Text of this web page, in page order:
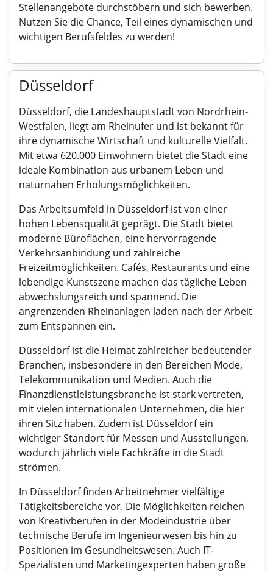
Stellenangebote durchstöbern und sich bewerben.
Nutzen Sie die Chance, Teil eines dynamischen und
wichtigen Berufsfeldes zu werden!
Düsseldorf
Düsseldorf, die Landeshauptstadt von Nordrhein-
Westfalen, liegt am Rheinufer und ist bekannt für
ihre dynamische Wirtschaft und kulturelle Vielfalt.
Mit etwa 620.000 Einwohnern bietet die Stadt eine
ideale Kombination aus urbanem Leben und
naturnahen Erholungsmöglichkeiten.
Das Arbeitsumfeld in Düsseldorf ist von einer
hohen Lebensqualität geprägt. Die Stadt bietet
moderne Büroflächen, eine hervorragende
Verkehrsanbindung und zahlreiche
Freizeitmöglichkeiten. Cafés, Restaurants und eine
lebendige Kunstszene machen das tägliche Leben
abwechslungsreich und spannend. Die
angrenzenden Rheinanlagen laden nach der Arbeit
zum Entspannen ein.
Düsseldorf ist die Heimat zahlreicher bedeutender
Branchen, insbesondere in den Bereichen Mode,
Telekommunikation und Medien. Auch die
Finanzdienstleistungsbranche ist stark vertreten,
mit vielen internationalen Unternehmen, die hier
ihren Sitz haben. Zudem ist Düsseldorf ein
wichtiger Standort für Messen und Ausstellungen,
wodurch jährlich viele Fachkräfte in die Stadt
strömen.
In Düsseldorf finden Arbeitnehmer vielfältige
Tätigkeitsbereiche vor. Die Möglichkeiten reichen
von Kreativberufen in der Modeindustrie über
technische Berufe im Ingenieurwesen bis hin zu
Positionen im Gesundheitswesen. Auch IT-
Spezialisten und Marketingexperten haben große